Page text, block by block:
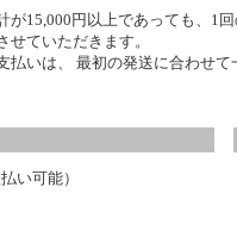
が15,000円以上であっても、1
ていただきます。
いは、 最初の発送に合わせて
い可能）